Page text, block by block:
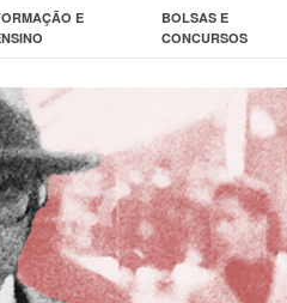
E
BOLSAS E
CONCURSOS